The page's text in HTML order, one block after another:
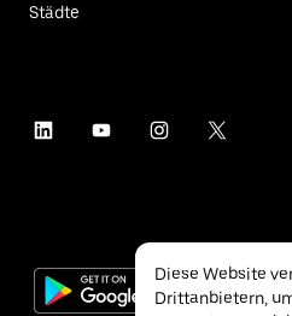
Städte
Diese Website
Drittanbietern,